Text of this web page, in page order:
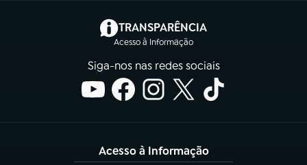
TRANSPARÊNCIA
Acesso à Informação
(abre em nova aba)
Siga-nos nas redes sociais
Acesso à Informação